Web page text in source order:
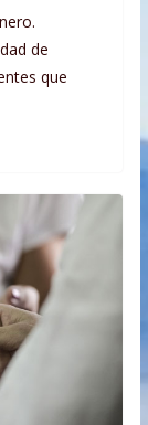
de
que